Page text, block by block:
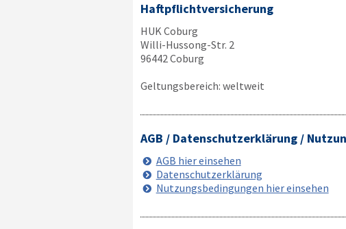
Haftpflichtversicherung
HUK Coburg
Willi-Hussong-Str. 2
96442 Coburg
Geltungsbereich: weltweit
AGB / Datenschutzerklärung /
AGB hier einsehen
Datenschutzerklärung
Nutzungsbedingungen hier einsehen